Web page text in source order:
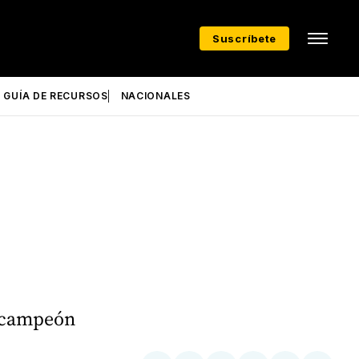
Suscríbete
GUÍA DE RECURSOS NACIONALES